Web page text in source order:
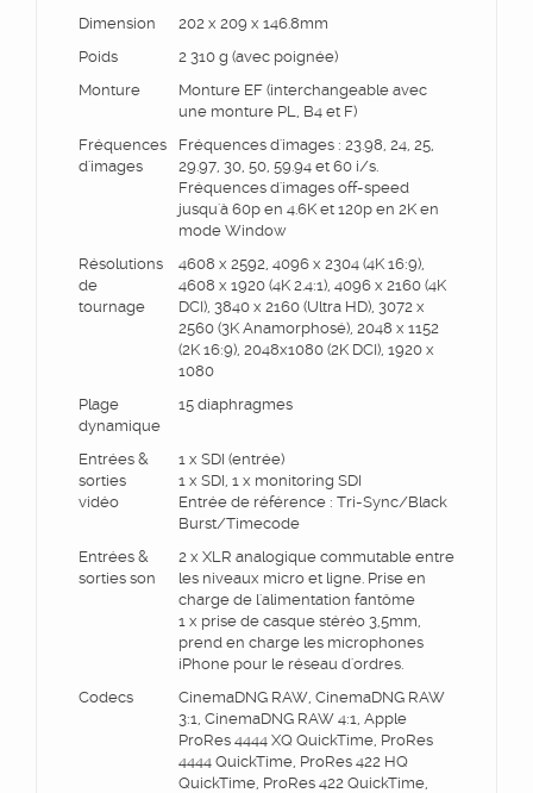
Dimension
202 x 209 x 146.8mm
Poids
2 310 g (avec poignée)
Monture
Monture EF (interchangeable avec
une monture PL, B4 et F)
Fréquences
d'images
Fréquences d'images : 23.98, 24, 25,
29.97, 30, 50, 59.94 et 60 i/s.
Fréquences d'images off-speed
jusqu'à 60p en 4.6K et 120p en 2K en
mode Window
Résolutions
de
tournage
4608 x 2592, 4096 x 2304 (4K 16:9),
4608 x 1920 (4K 2.4:1), 4096 x 2160 (4K
DCI), 3840 x 2160 (Ultra HD), 3072 x
2560 (3K Anamorphosé), 2048 x 1152
(2K 16:9), 2048x1080 (2K DCI), 1920 x
1080
Plage
dynamique
15 diaphragmes
Entrées &
sorties
vidéo
1 x SDI (entrée)
1 x SDI, 1 x monitoring SDI
Entrée de référence : Tri-Sync/Black
Burst/Timecode
Entrées &
sorties son
2 x XLR analogique commutable entre
les niveaux micro et ligne. Prise en
charge de l'alimentation fantôme
1 x prise de casque stéréo 3,5mm,
prend en charge les microphones
iPhone pour le réseau d'ordres.
Codecs
CinemaDNG RAW, CinemaDNG RAW
3:1, CinemaDNG RAW 4:1, Apple
ProRes 4444 XQ QuickTime, ProRes
4444 QuickTime, ProRes 422 HQ
QuickTime, ProRes 422 QuickTime,